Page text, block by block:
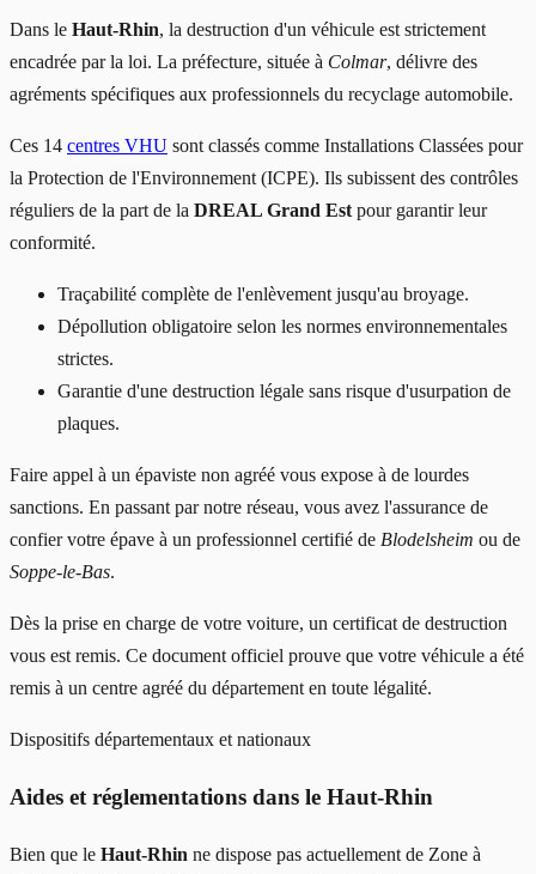
Dans le Haut-Rhin, la destruction d'un véhicule est strictement
encadrée par la loi. La préfecture, située à Colmar, délivre des
agréments spécifiques aux professionnels du recyclage automobile.
Ces 14 centres VHU sont classés comme Installations Classées pour
la Protection de l'Environnement (ICPE). Ils subissent des contrôles
réguliers de la part de la DREAL Grand Est pour garantir leur
conformité.
Traçabilité complète de l'enlèvement jusqu'au broyage.
Dépollution obligatoire selon les normes environnementales
strictes.
Garantie d'une destruction légale sans risque d'usurpation de
plaques.
Faire appel à un épaviste non agréé vous expose à de lourdes
sanctions. En passant par notre réseau, vous avez l'assurance de
confier votre épave à un professionnel certifié de Blodelsheim ou de
Soppe-le-Bas.
Dès la prise en charge de votre voiture, un certificat de destruction
vous est remis. Ce document officiel prouve que votre véhicule a été
remis à un centre agréé du département en toute légalité.
Dispositifs départementaux et nationaux
Aides et réglementations dans le Haut-Rhin
Bien que le Haut-Rhin ne dispose pas actuellement de Zone à